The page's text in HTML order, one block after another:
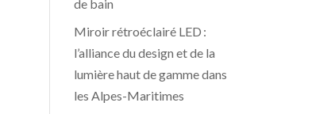
de bain
Miroir rétroéclairé LED :
l’alliance du design et de la
lumière haut de gamme dans
les Alpes-Maritimes